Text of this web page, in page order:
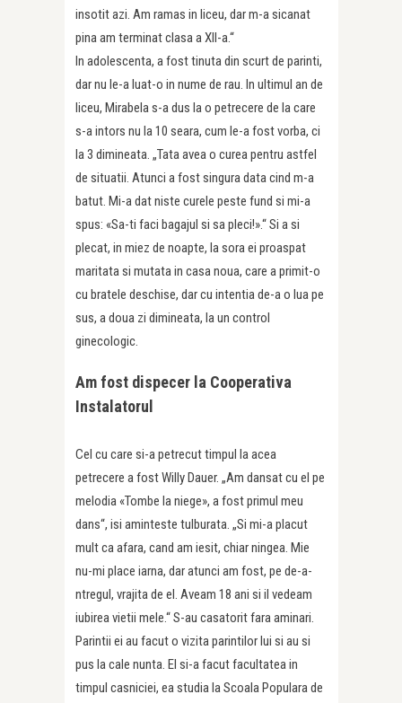
insotit azi. Am ramas in liceu, dar m-a sicanat
pina am terminat clasa a XII-a.“
In adolescenta, a fost tinuta din scurt de parinti,
dar nu le-a luat-o in nume de rau. In ultimul an de
liceu, Mirabela s-a dus la o petrecere de la care
s-a intors nu la 10 seara, cum le-a fost vorba, ci
la 3 dimineata. „Tata avea o curea pentru astfel
de situatii. Atunci a fost singura data cind m-a
batut. Mi-a dat niste curele peste fund si mi-a
spus: «Sa-ti faci bagajul si sa pleci!».“ Si a si
plecat, in miez de noapte, la sora ei proaspat
maritata si mutata in casa noua, care a primit-o
cu bratele deschise, dar cu intentia de-a o lua pe
sus, a doua zi dimineata, la un control
ginecologic.
Am fost dispecer la Cooperativa
Instalatorul
Cel cu care si-a petrecut timpul la acea
petrecere a fost Willy Dauer. „Am dansat cu el pe
melodia «Tombe la niege», a fost primul meu
dans“, isi aminteste tulburata. „Si mi-a placut
mult ca afara, cand am iesit, chiar ningea. Mie
nu-mi place iarna, dar atunci am fost, pe de-a-
ntregul, vrajita de el. Aveam 18 ani si il vedeam
iubirea vietii mele.“ S-au casatorit fara aminari.
Parintii ei au facut o vizita parintilor lui si au si
pus la cale nunta. El si-a facut facultatea in
timpul casniciei, ea studia la Scoala Populara de